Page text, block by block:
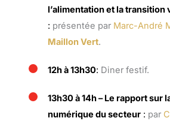
l’alimentation et la transition
: présentée par Marc-André
Maillon Vert.
12h à 13h30: Diner festif.
13h30 à 14h – Le rapport sur
numérique du secteur: par